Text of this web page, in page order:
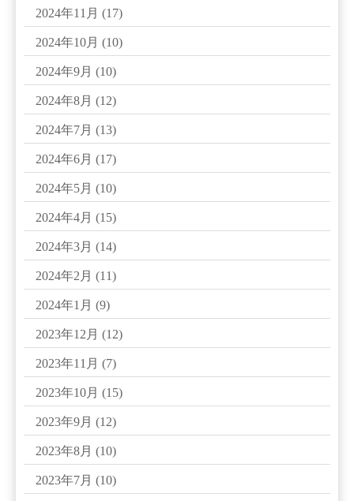
2024年11月 (17)
2024年10月 (10)
2024年9月 (10)
2024年8月 (12)
2024年7月 (13)
2024年6月 (17)
2024年5月 (10)
2024年4月 (15)
2024年3月 (14)
2024年2月 (11)
2024年1月 (9)
2023年12月 (12)
2023年11月 (7)
2023年10月 (15)
2023年9月 (12)
2023年8月 (10)
2023年7月 (10)